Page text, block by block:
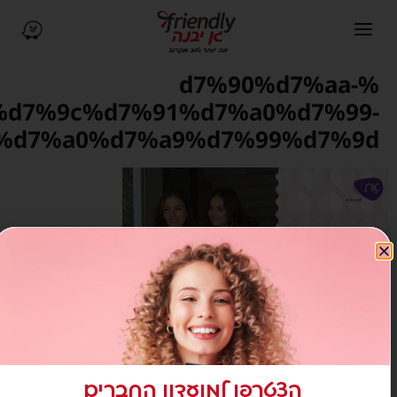
פתיחת תפריט ניווט ניווט ב-Waze (נפתח בחלון חדש)
%d7%90%d7%aa-
%d7%9c%d7%91%d7%a0%d7%99-
%d7%a0%d7%a9%d7%99%d7%9d
הצטרפו למועדון החברים